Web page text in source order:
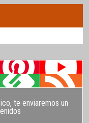
te enviaremos un